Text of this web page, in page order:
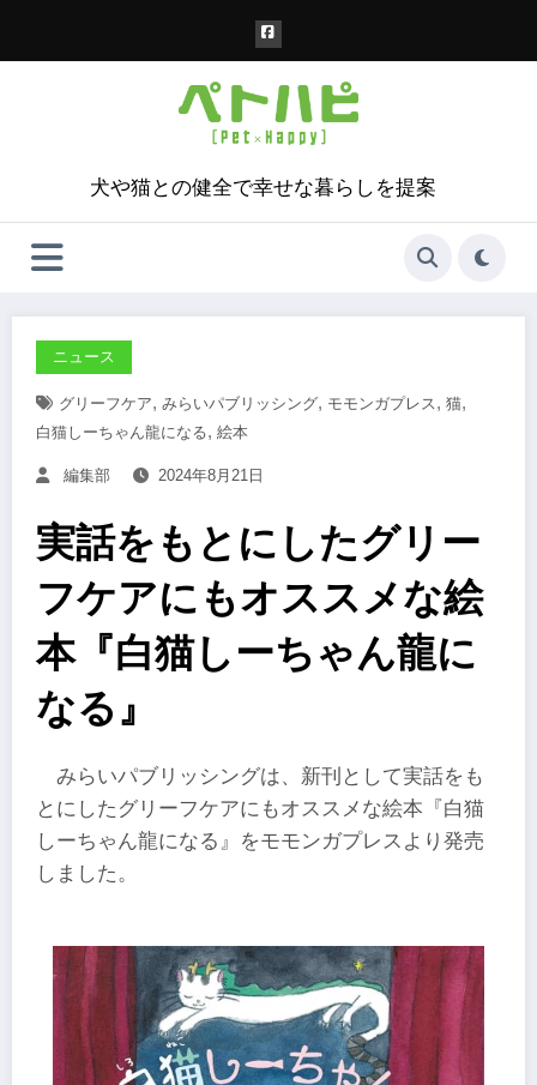
犬や猫との健全で幸せな暮らしを提案
ニュース
グリーフケア, みらいパブリッシング, モモンガプレス, 猫,
白猫しーちゃん龍になる, 絵本
編集部 2024年8月21日
実話をもとにしたグリー
フケアにもオススメな絵
本『白猫しーちゃん龍に
なる』
みらいパブリッシングは、新刊として実話をも
とにしたグリーフケアにもオススメな絵本『白猫
しーちゃん龍になる』をモモンガプレスより発売
しました。